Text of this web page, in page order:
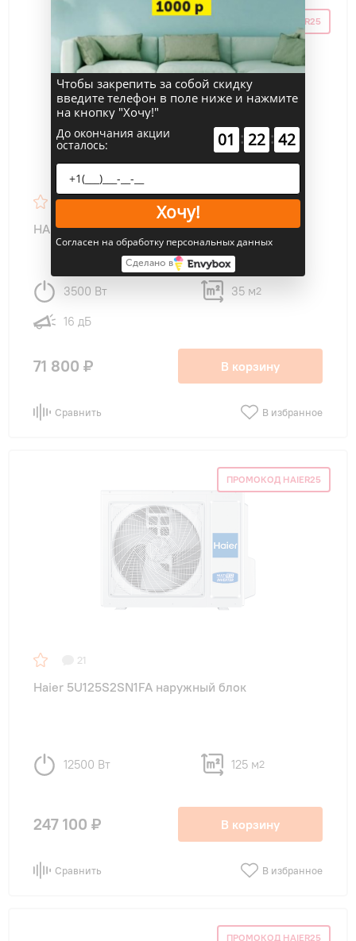
ПРОМОКОД HAIER25
HAIER AS35S2SJ3FA-S JADE внутренний блок
3500 Вт 35 м2
16 дБ
71 800 ₽ В корзину
Сравнить В избранное
ПРОМОКОД HAIER25
21
Haier 5U125S2SN1FA наружный блок
12500 Вт 125 м2
247 100 ₽ В корзину
Сравнить В избранное
ПРОМОКОД HAIER25
Чтобы закрепить за собой скидку
введите телефон в поле ниже и нажмите
на кнопку "Хочу!"
До окончания акции
осталось: 01 : 22 : 41
Хочу!
Согласен на обработку персональных данных
Сделано в